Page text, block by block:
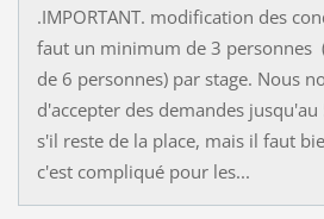
.IMPORTANT. modification des
faut un minimum de 3 personnes
de 6 personnes) par stage. Nous
d'accepter des demandes
s'il reste de la place, mais il faut
c'est compliqué pour les...